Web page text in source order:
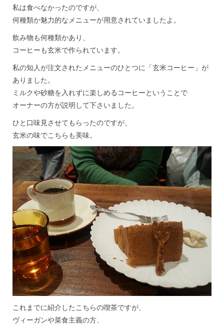
私は食べなかったのですが、
何種類か魅力的なメニューが用意されていましたよ。
飲み物も何種類かあり、
コーヒーも玄米で作られています。
私の知人が注文されたメニューのひとつに「玄米コーヒー」が
ありました。
ミルクや砂糖を入れずに楽しめるコーヒーということで
オーナーの方が説明して下さいました。
ひと口味見させてもらったのですが、
玄米の味でこちらも美味。
これまでに紹介したこちらの喫茶ですが、
ヴィーガンや菜食主義の方、